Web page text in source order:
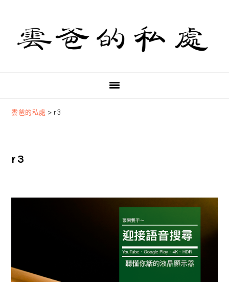
primary
navigation
content
primary
sidebar
雲爸的私處 > r3
r3